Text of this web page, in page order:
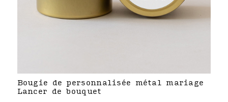
Bougie de personnalisée métal mariage
Lancer de bouquet